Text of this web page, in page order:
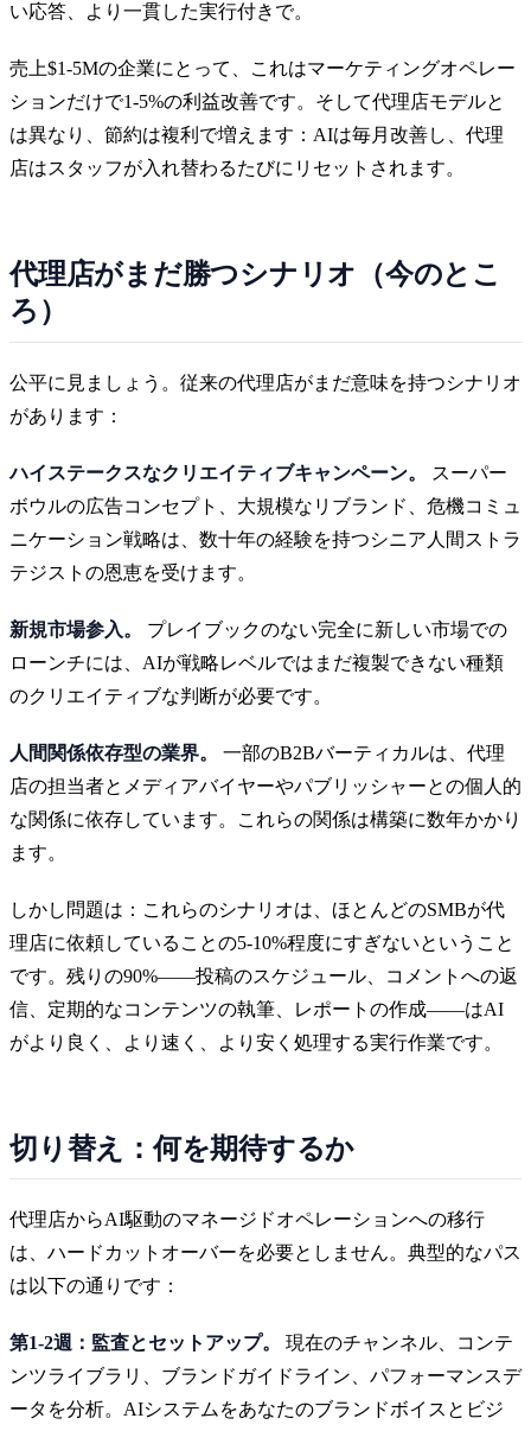
い応答、より一貫した実行付きで。
売上$1-5Mの企業にとって、これはマーケティングオペレー
ションだけで1-5%の利益改善です。そして代理店モデルと
は異なり、節約は複利で増えます：AIは毎月改善し、代理
店はスタッフが入れ替わるたびにリセットされます。
代理店がまだ勝つシナリオ（今のとこ
ろ）
公平に見ましょう。従来の代理店がまだ意味を持つシナリオ
があります：
ハイステークスなクリエイティブキャンペーン。
スーパー
ボウルの広告コンセプト、大規模なリブランド、危機コミュ
ニケーション戦略は、数十年の経験を持つシニア人間ストラ
テジストの恩恵を受けます。
新規市場参入。
プレイブックのない完全に新しい市場での
ローンチには、AIが戦略レベルではまだ複製できない種類
のクリエイティブな判断が必要です。
人間関係依存型の業界。
一部のB2Bバーティカルは、代理
店の担当者とメディアバイヤーやパブリッシャーとの個人的
な関係に依存しています。これらの関係は構築に数年かかり
ます。
しかし問題は：これらのシナリオは、ほとんどのSMBが代
理店に依頼していることの5-10%程度にすぎないということ
です。残りの90%——投稿のスケジュール、コメントへの返
信、定期的なコンテンツの執筆、レポートの作成——はAI
がより良く、より速く、より安く処理する実行作業です。
切り替え：何を期待するか
代理店からAI駆動のマネージドオペレーションへの移行
は、ハードカットオーバーを必要としません。典型的なパス
は以下の通りです：
第1-2週：監査とセットアップ。
現在のチャンネル、コンテ
ンツライブラリ、ブランドガイドライン、パフォーマンスデ
ータを分析。AIシステムをあなたのブランドボイスとビジ